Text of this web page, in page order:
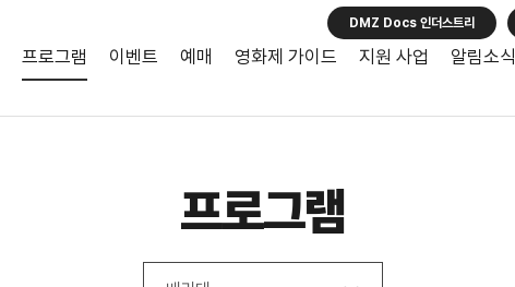
프로그램 이벤트 예매 영화제 가이드 지원 사업 알림소식
DMZ Docs 인더스트리
프로그램